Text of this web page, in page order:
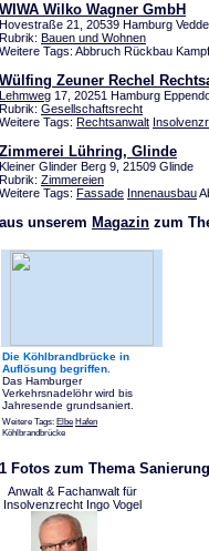
WIWA Wilko Wagner GmbH
Hovestraße 21, 20539 Hamburg
Rubrik: Bauen und Wohnen
Weitere Tags: Abbruch Rückbau
Wülfing Zeuner Rechel
Lehmweg 17, 20251 Hamburg
Rubrik: Gesellschaftsrecht
Weitere Tags: Rechtsanwalt
Zimmerei Lühring, Glinde
Kleiner Glinder Berg 9, 21509 Glinde
Rubrik: Zimmereien
Weitere Tags: Fassade Innenausbau
aus unserem Magazin zum
Die Köhlbrandbrücke in
Auflösung begriffen.
Das Hamburger
Verkehrsnadelöhr wird bis
Jahresende grundsaniert.
Weitere Tags: Elbe Hafen
Köhlbrandbrücke
1 Fotos zum Thema Sanierung
Anwalt & Fachanwalt für
Insolvenzrecht Ingo Vogel